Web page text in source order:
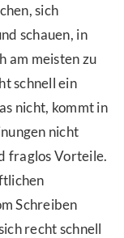
sich
schauen, in
am meisten zu
schnell ein
nicht, kommt in
nicht
fraglos Vorteile.
Schreiben
recht schnell